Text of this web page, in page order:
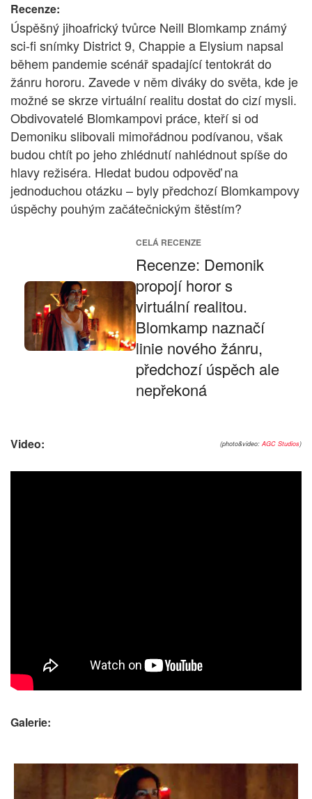
Recenze:
Úspěšný jihoafrický tvůrce Neill Blomkamp známý
sci-fi snímky District 9, Chappie a Elysium napsal
během pandemie scénář spadající tentokrát do
žánru hororu. Zavede v něm diváky do světa, kde je
možné se skrze virtuální realitu dostat do cizí mysli.
Obdivovatelé Blomkampovi práce, kteří si od
Demoniku slibovali mimořádnou podívanou, však
budou chtít po jeho zhlédnutí nahlédnout spíše do
hlavy režiséra. Hledat budou odpověď na
jednoduchou otázku – byly předchozí Blomkampovy
úspěchy pouhým začátečnickým štěstím?
CELÁ RECENZE
Recenze: Demonik
propojí horor s
virtuální realitou.
Blomkamp naznačí
linie nového žánru,
předchozí úspěch ale
nepřekoná
(photo&video: AGC Studios)
Video:
Galerie: